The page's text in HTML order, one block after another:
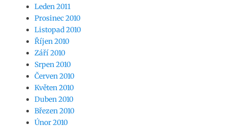
Leden 2011
Prosinec 2010
Listopad 2010
Říjen 2010
Září 2010
Srpen 2010
Červen 2010
Květen 2010
Duben 2010
Březen 2010
Únor 2010